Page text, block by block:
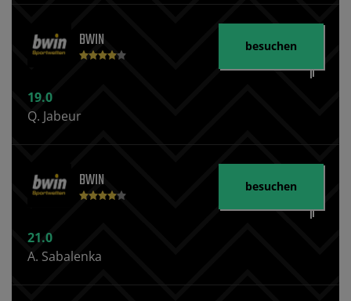
BWIN
19.0
Q. Jabeur
besuchen
BWIN
21.0
A. Sabalenka
besuchen